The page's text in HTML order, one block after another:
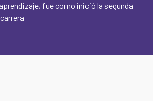
fue como inició la segunda